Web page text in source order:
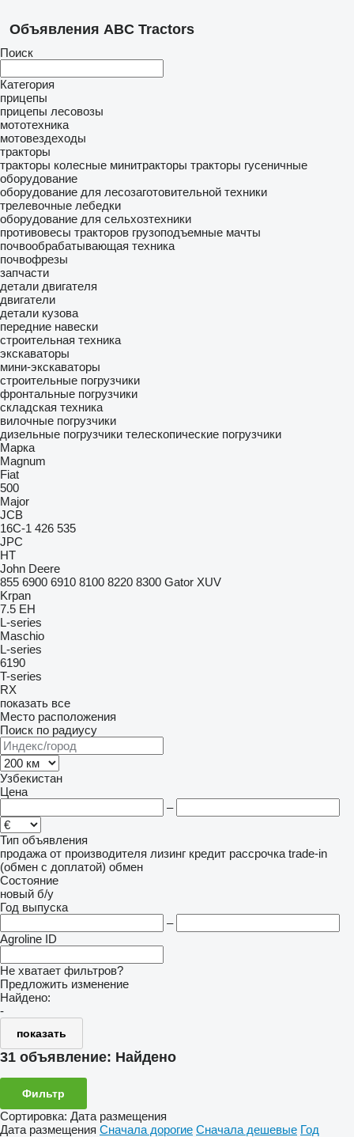
Объявления ABC Tractors
Поиск
Категория
прицепы
прицепы лесовозы
мототехника
мотовездеходы
тракторы
тракторы колесные минитракторы тракторы гусеничные
оборудование
оборудование для лесозаготовительной техники
трелевочные лебедки
оборудование для сельхозтехники
противовесы тракторов грузоподъемные мачты
почвообрабатывающая техника
почвофрезы
запчасти
детали двигателя
двигатели
детали кузова
передние навески
строительная техника
экскаваторы
мини-экскаваторы
строительные погрузчики
фронтальные погрузчики
складская техника
вилочные погрузчики
дизельные погрузчики телескопические погрузчики
Марка
Magnum
Fiat
500
Major
JCB
16C-1 426 535
JPC
HT
John Deere
855 6900 6910 8100 8220 8300 Gator XUV
Krpan
7.5 EH
L-series
Maschio
L-series
6190
T-series
RX
показать все
Место расположения
Поиск по радиусу
Узбекистан
Цена
–
Тип объявления
продажа от производителя лизинг кредит рассрочка trade-in
(обмен с доплатой) обмен
Состояние
новый б/у
Год выпуска
–
Agroline ID
Не хватает фильтров?
Предложить изменение
Найдено:
-
показать
31 объявление: Найдено
Фильтр
Сортировка: Дата размещения
Дата размещения Сначала дорогие Сначала дешевые Год